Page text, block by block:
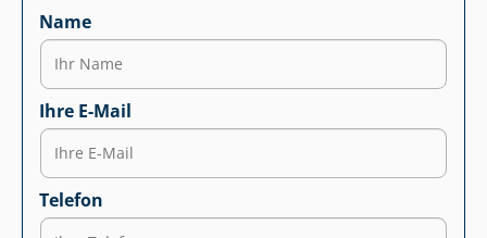
Name
Ihre E-Mail
Telefon